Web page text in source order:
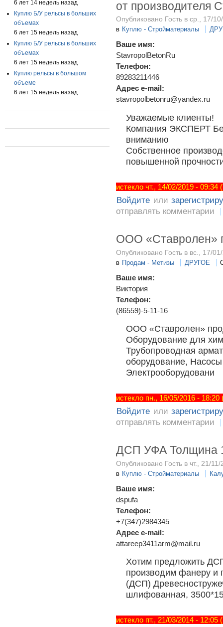
6 лет 14 недель назад
Куплю Б/У рельсы в больших
объемах
6 лет 15 недель назад
Куплю Б/У рельсы в больших
объемах
6 лет 15 недель назад
Куплю рельсы в большом
объеме
6 лет 15 недель назад
от производителя
Опубликовано Гость в ср., 17/
в Куплю - Стройматериалы
Ваше имя:
StavropolBetonRu
Телефон:
89283211446
Адрес e-mail:
stavropolbetonru@yandex.ru
Уважаемые клиенты!
Компания ЭКСПЕРТ
вниманию
Собственное
повышенной
истекло чт., 14/02/2019 -
Войдите или
отправлять комментарии
ООО «Ставролен»
Опубликовано Гость в вс., 17/
в Продам - Метизы ДРУГОЕ
Ваше имя:
Виктория
Телефон:
(86559)-5-11-16
ООО «Ставролен»
Оборудование для
Трубопроводная
оборудование,
Электрооборудовани
истекло пн., 16/05/2016 -
Войдите или
отправлять комментарии
ДСП УФА Толщина
Опубликовано Гость в чт., 21/
в Куплю - Стройматериалы
Ваше имя:
dspufa
Телефон:
+7(347)2984345
Адрес e-mail:
attareep3411arm@mail.ru
Хотим предложить
производим фанеру и
(ДСП)
шлифованная,
истекло пт., 21/03/2014 -